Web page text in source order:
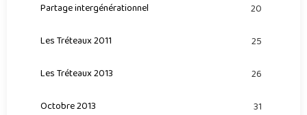
Partage intergénérationnel 20
Les Tréteaux 2011 25
Les Tréteaux 2013 26
Octobre 2013 31